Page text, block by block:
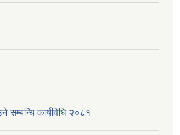
सम्बन्धि कार्यविधि २०८१